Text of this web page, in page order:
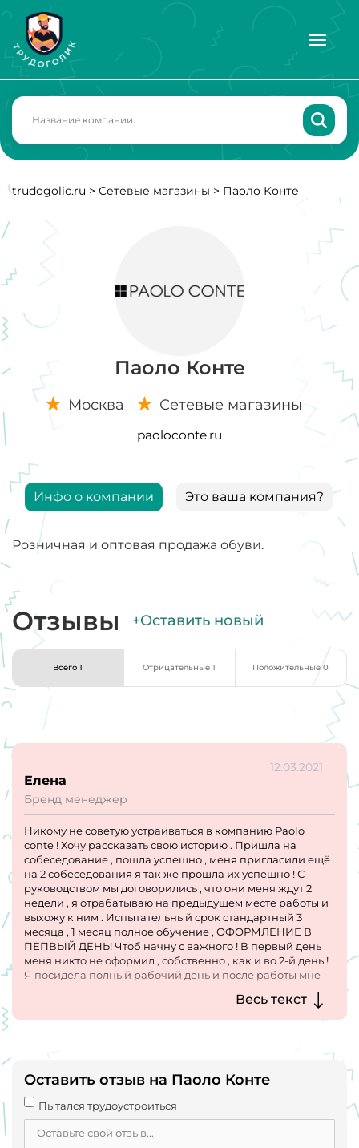
trudogolic.ru > Сетевые магазины > Паоло Конте
Паоло Конте
Москва Сетевые магазины
paoloconte.ru
Инфо о компании Это ваша компания?
Розничная и оптовая продажа обуви.
Отзывы +Оставить новый
Всего 1 Отрицательные 1 Положительные 0
12.03.2021
Елена
Бренд менеджер
Никому не советую устраиваться в компанию Paolo
conte ! Хочу рассказать свою историю . Пришла на
собеседование , пошла успешно , меня пригласили ещё
на 2 собеседования я так же прошла их успешно ! С
руководством мы договорились , что они меня ждут 2
недели , я отрабатываю на предыдущем месте работы и
выхожу к ним . Испытательный срок стандартный 3
месяца , 1 месяц полное обучение , ОФОРМЛЕНИЕ В
ПЕПВЫЙ ДЕНЬ! Чтоб начну с важного ! В первый день
меня никто не оформил , собственно , как и во 2-й день !
Я посидела полный рабочий день и после работы мне
позвонили и сказали , чтобы я больше не выходила , не
оплатили мне ничего и заблокировали все телефоны от
меня ?! Такое встречаю впервые ! Такое хамство ! Так
пообщавшись с сотрудниками , выяснилось , что
вам обещают ! Там большая текучка ! Эта самая ужасная
компания за мой 14 летний стаж работы!
Весь текст
Оставить отзыв на Паоло Конте
Пытался трудоустроиться